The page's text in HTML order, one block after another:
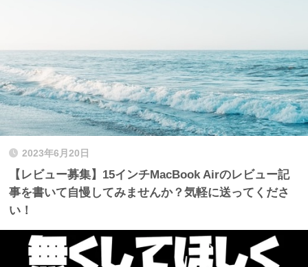
2023年6月20日
【レビュー募集】15インチMacBook Airのレビュー記
事を書いて自慢してみませんか？気軽に送ってくださ
い！